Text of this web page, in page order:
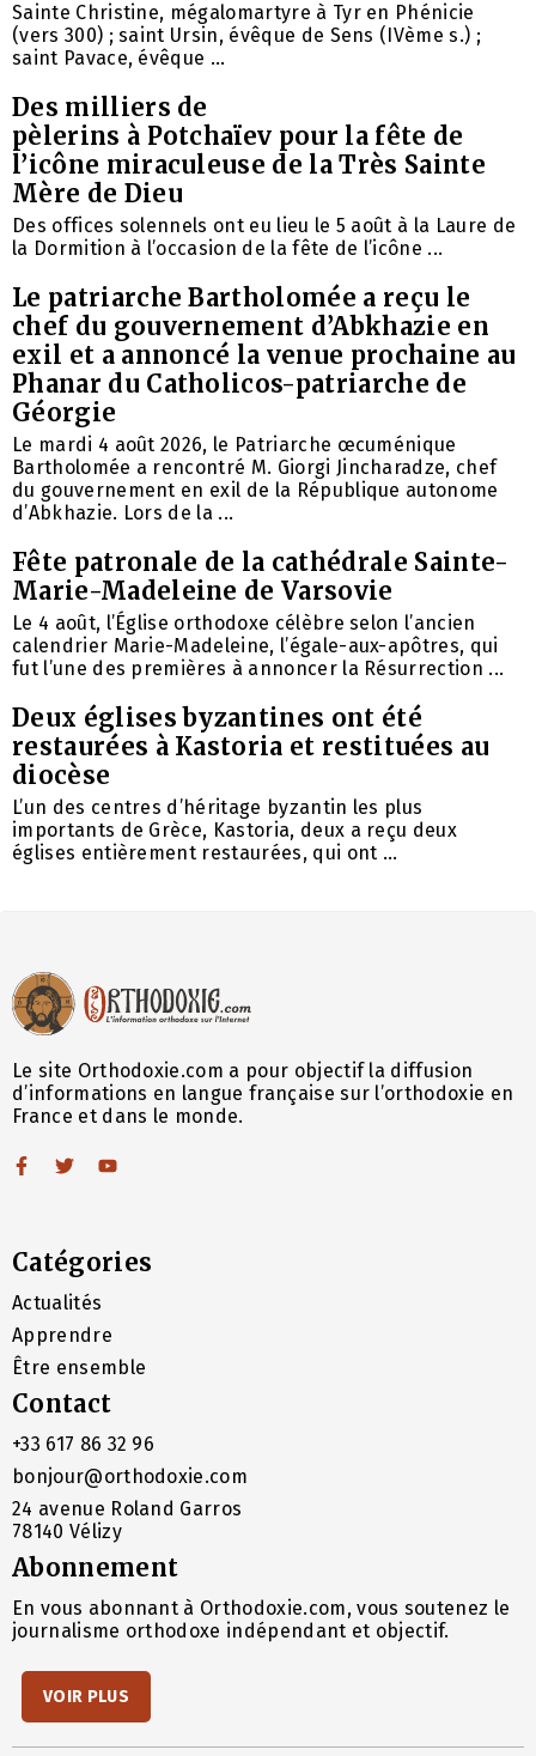
Sainte Christine, mégalomartyre à Tyr en Phénicie
(vers 300) ; saint Ursin, évêque de Sens (IVème s.) ;
saint Pavace, évêque ...
Des milliers de
pèlerins à Potchaïev pour la fête de
l’icône miraculeuse de la Très Sainte
Mère de Dieu
Des offices solennels ont eu lieu le 5 août à la Laure de
la Dormition à l’occasion de la fête de l’icône ...
Le patriarche Bartholomée a reçu le
chef du gouvernement d’Abkhazie en
exil et a annoncé la venue prochaine au
Phanar du Catholicos-patriarche de
Géorgie
Le mardi 4 août 2026, le Patriarche œcuménique
Bartholomée a rencontré M. Giorgi Jincharadze, chef
du gouvernement en exil de la République autonome
d’Abkhazie. Lors de la ...
Fête patronale de la cathédrale Sainte-
Marie-Madeleine de Varsovie
Le 4 août, l’Église orthodoxe célèbre selon l’ancien
calendrier Marie-Madeleine, l’égale-aux-apôtres, qui
fut l’une des premières à annoncer la Résurrection ...
Deux églises byzantines ont été
restaurées à Kastoria et restituées au
diocèse
L’un des centres d’héritage byzantin les plus
importants de Grèce, Kastoria, deux a reçu deux
églises entièrement restaurées, qui ont ...
Le site Orthodoxie.com a pour objectif la diffusion
d’informations en langue française sur l’orthodoxie en
France et dans le monde.
Catégories
Actualités
Apprendre
Être ensemble
Contact
+33 617 86 32 96
bonjour@orthodoxie.com
24 avenue Roland Garros
78140 Vélizy
Abonnement
En vous abonnant à Orthodoxie.com, vous soutenez le
journalisme orthodoxe indépendant et objectif.
VOIR PLUS